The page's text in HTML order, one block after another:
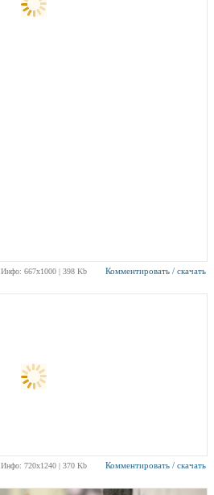
Инфо: 667х1000 | 398 Kb Комментировать / скачать
Инфо: 720х1240 | 370 Kb Комментировать / скачать